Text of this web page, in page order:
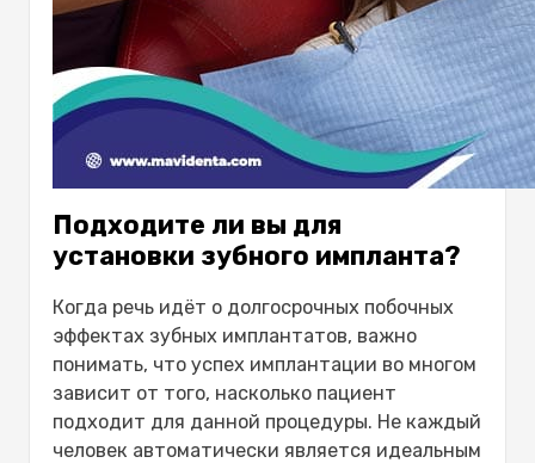
Подходите ли вы для
установки зубного импланта?
Когда речь идёт о долгосрочных побочных
эффектах зубных имплантатов, важно
понимать, что успех имплантации во многом
зависит от того, насколько пациент
подходит для данной процедуры. Не каждый
человек автоматически является идеальным